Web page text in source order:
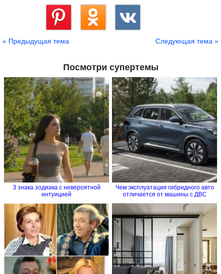
« Предыдущая тема Следующая тема »
Посмотри супертемы
3 знака зодиака с невероятной
интуицией
Чем эксплуатация гибридного авто
отличается от машины с ДВС